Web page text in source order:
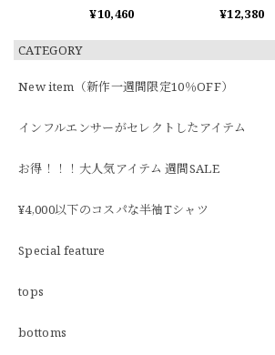
CATEGORY
New item（新作一週間限定10％OFF）
インフルエンサーがセレクトしたアイテム
お得！！！大人気アイテム 週間SALE
¥4,000以下のコスパな半袖Tシャツ
Special feature
tops
bottoms
¥10,460 ¥12,380